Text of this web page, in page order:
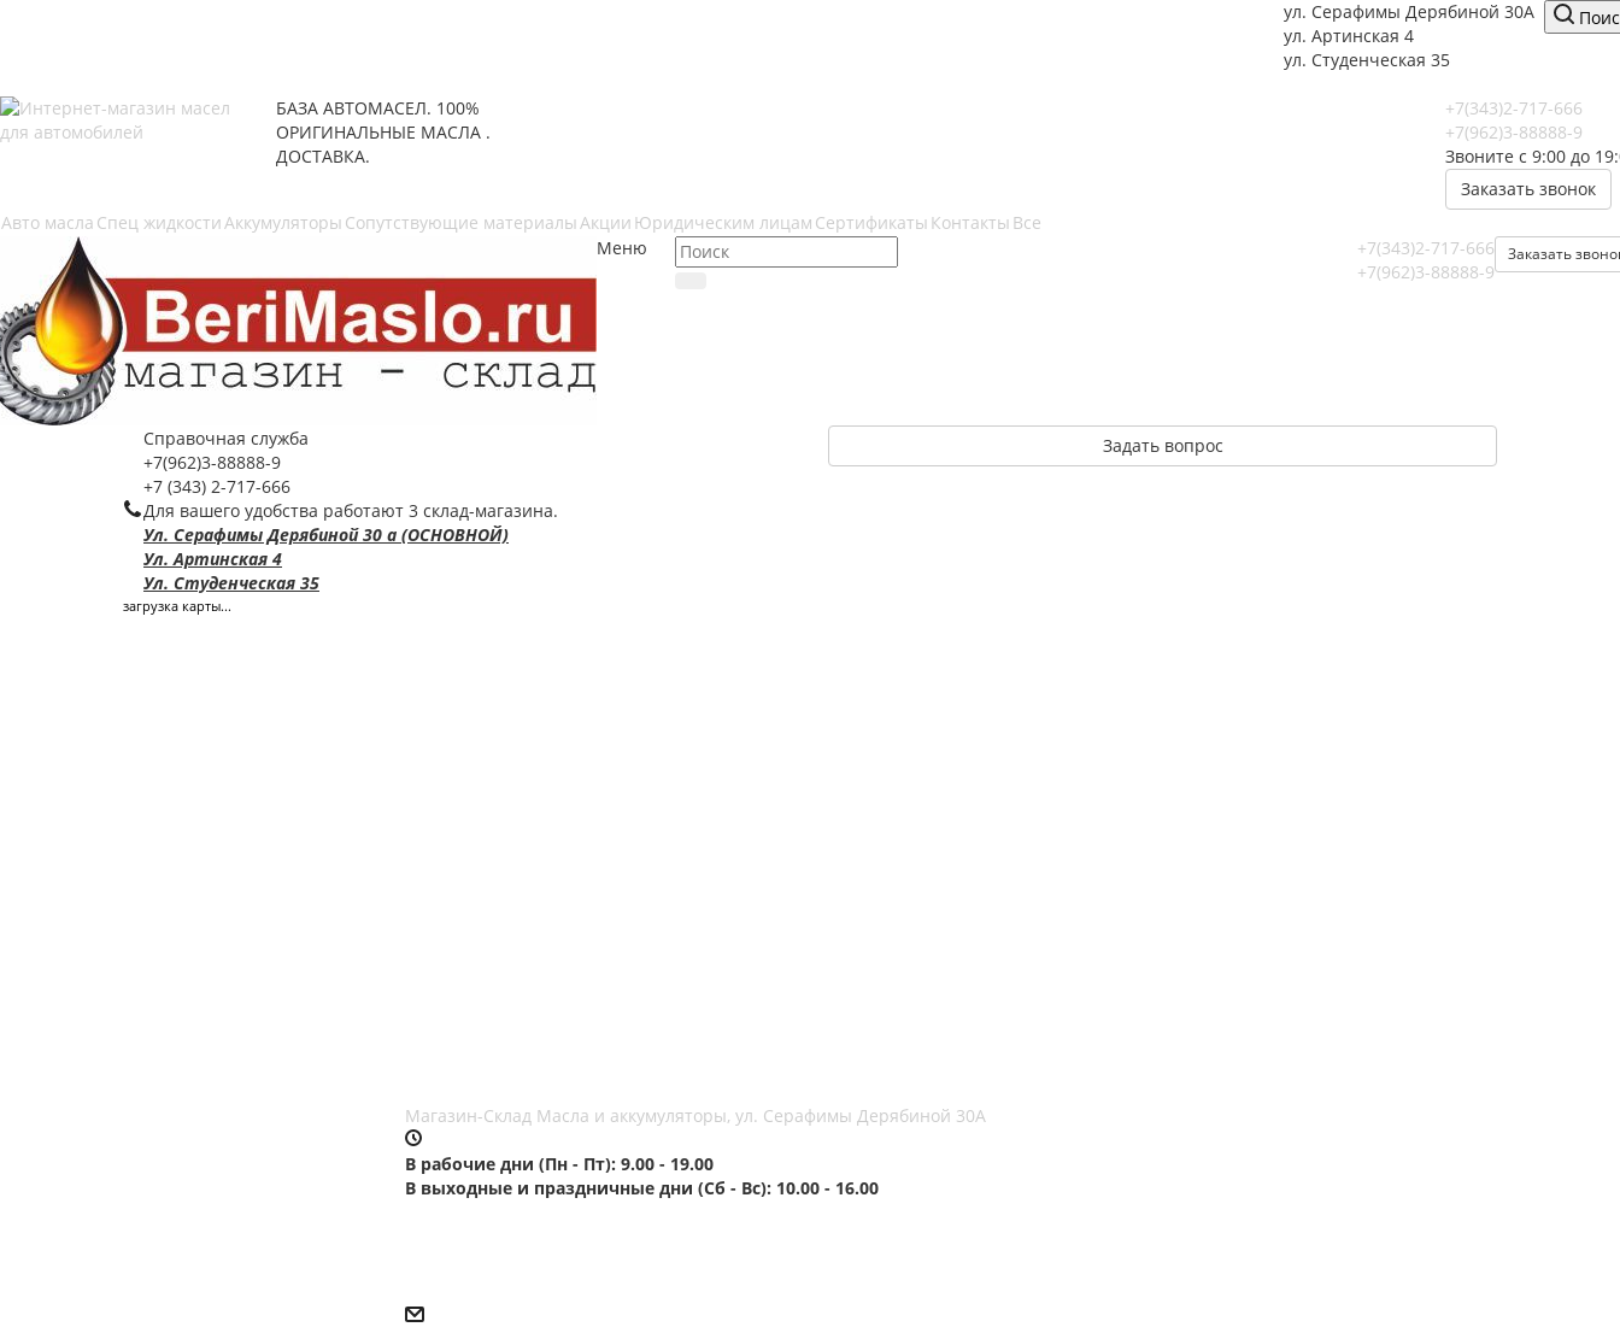
ул. Серафимы Дерябиной 30А
ул. Артинская 4
ул. Студенческая 35
БАЗА АВТОМАСЕЛ. 100%
ОРИГИНАЛЬНЫЕ МАСЛА .
ДОСТАВКА.
+7(343)2-717-666
+7(962)3-88888-9
Звоните с 9:00 до
Заказать звонок
Авто масла Спец жидкостиАккумуляторы Сопутствующие материалыАкции Юридическим лицам Сертификаты Контакты Все
Меню
Заказать
+7(343)2-717-666
+7(962)3-88888-9
Справочная служба
+7(962)3-88888-9
+7 (343) 2-717-666
Для вашего удобства работают 3 склад-магазина.
Ул. Серафимы Дерябиной 30 а (ОСНОВНОЙ)
Ул. Артинская 4
Ул. Студенческая 35
Задать вопрос
загрузка карты...
Магазин-Склад Масла и аккумуляторы, ул. Серафимы Дерябиной 30А
В рабочие дни (Пн - Пт): 9.00 - 19.00
В выходные и праздничные дни (Сб - Вс): 10.00 - 16.00